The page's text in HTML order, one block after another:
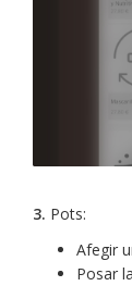
3. Pots:
Afegir
Posar